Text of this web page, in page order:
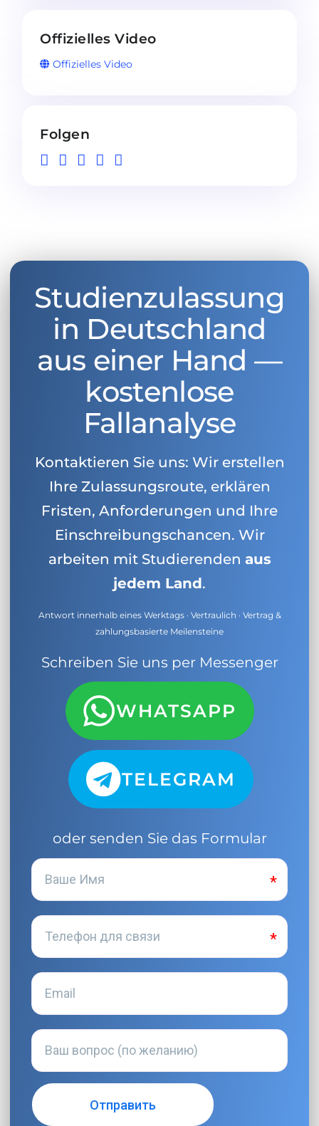
Offizielles Video
Offizielles Video
Folgen
Studienzulassung
in Deutschland
aus einer Hand —
kostenlose
Fallanalyse
Kontaktieren Sie uns: Wir erstellen
Ihre Zulassungsroute, erklären
Fristen, Anforderungen und Ihre
Einschreibungschancen. Wir
arbeiten mit Studierenden aus
jedem Land.
Antwort innerhalb eines Werktags · Vertraulich · Vertrag &
zahlungsbasierte Meilensteine
Schreiben Sie uns per Messenger
WHATSAPP
TELEGRAM
oder senden Sie das Formular